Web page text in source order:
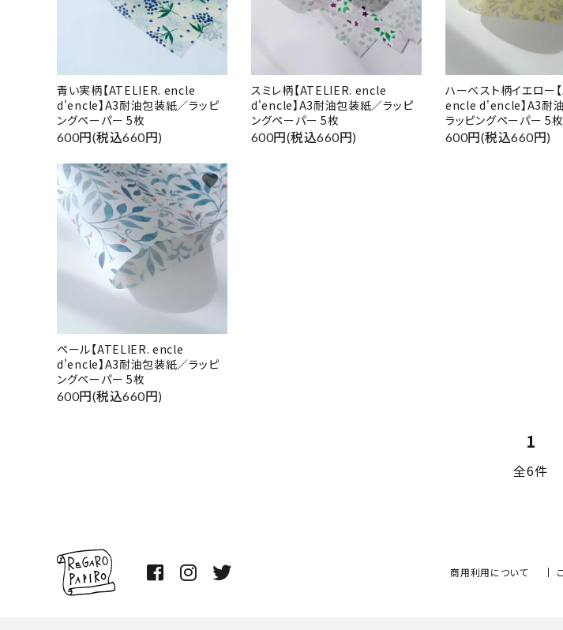
青い実柄【ATELIER. encle
d'encle】A3耐油包装紙／ラッピ
ングペーパー 5枚
600円(税込660円)
スミレ柄【ATELIER. encle
d'encle】A3耐油包装紙／ラッピ
ングペーパー 5枚
600円(税込660円)
ハーベスト柄イエロー
encle d'encle】A3耐
ラッピングペーパー 5枚
600円(税込660円)
ペール【ATELIER. encle
d'encle】A3耐油包装紙／ラッピ
ングペーパー 5枚
600円(税込660円)
favorite
1
全6件
キーワード
カテゴリー
商用利用について